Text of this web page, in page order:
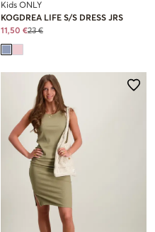
Kids ONLY
KOGDREA LIFE S/S DRESS JRS
11,50 €23 €